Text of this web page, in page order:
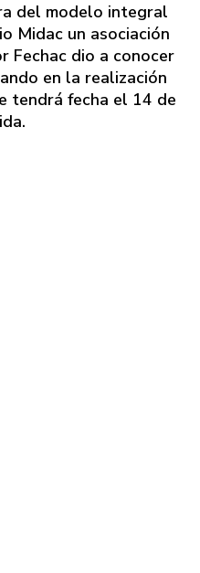
del modelo integral
Midac un asociación
Fechac dio a conocer
en la realización
tendrá fecha el 14 de